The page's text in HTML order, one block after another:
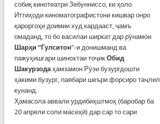
собиқ кинотеатри Зебунниссо, ки ҳоло
Иттиҳоди киноматографистони кишвар онро
қароргоҳи доимии худ кардааст, ҷамъ
омаданд, то бо василаи ширкат дар рӯнамои
Шарҳи “Гулситон”-и донишманд ва
пажуҳишгари шинохтаи тоҷик Обид
Шакурзодаҳамзамон Рӯзи бузургдошти
ҳакими бузург, паябари шеъри форсиро таҷлил
кунанд.
Ҳамасола аввали урдибиҳштмоҳ (баробар ба
20 апрели соли масеҳӣ) дар сар то сари